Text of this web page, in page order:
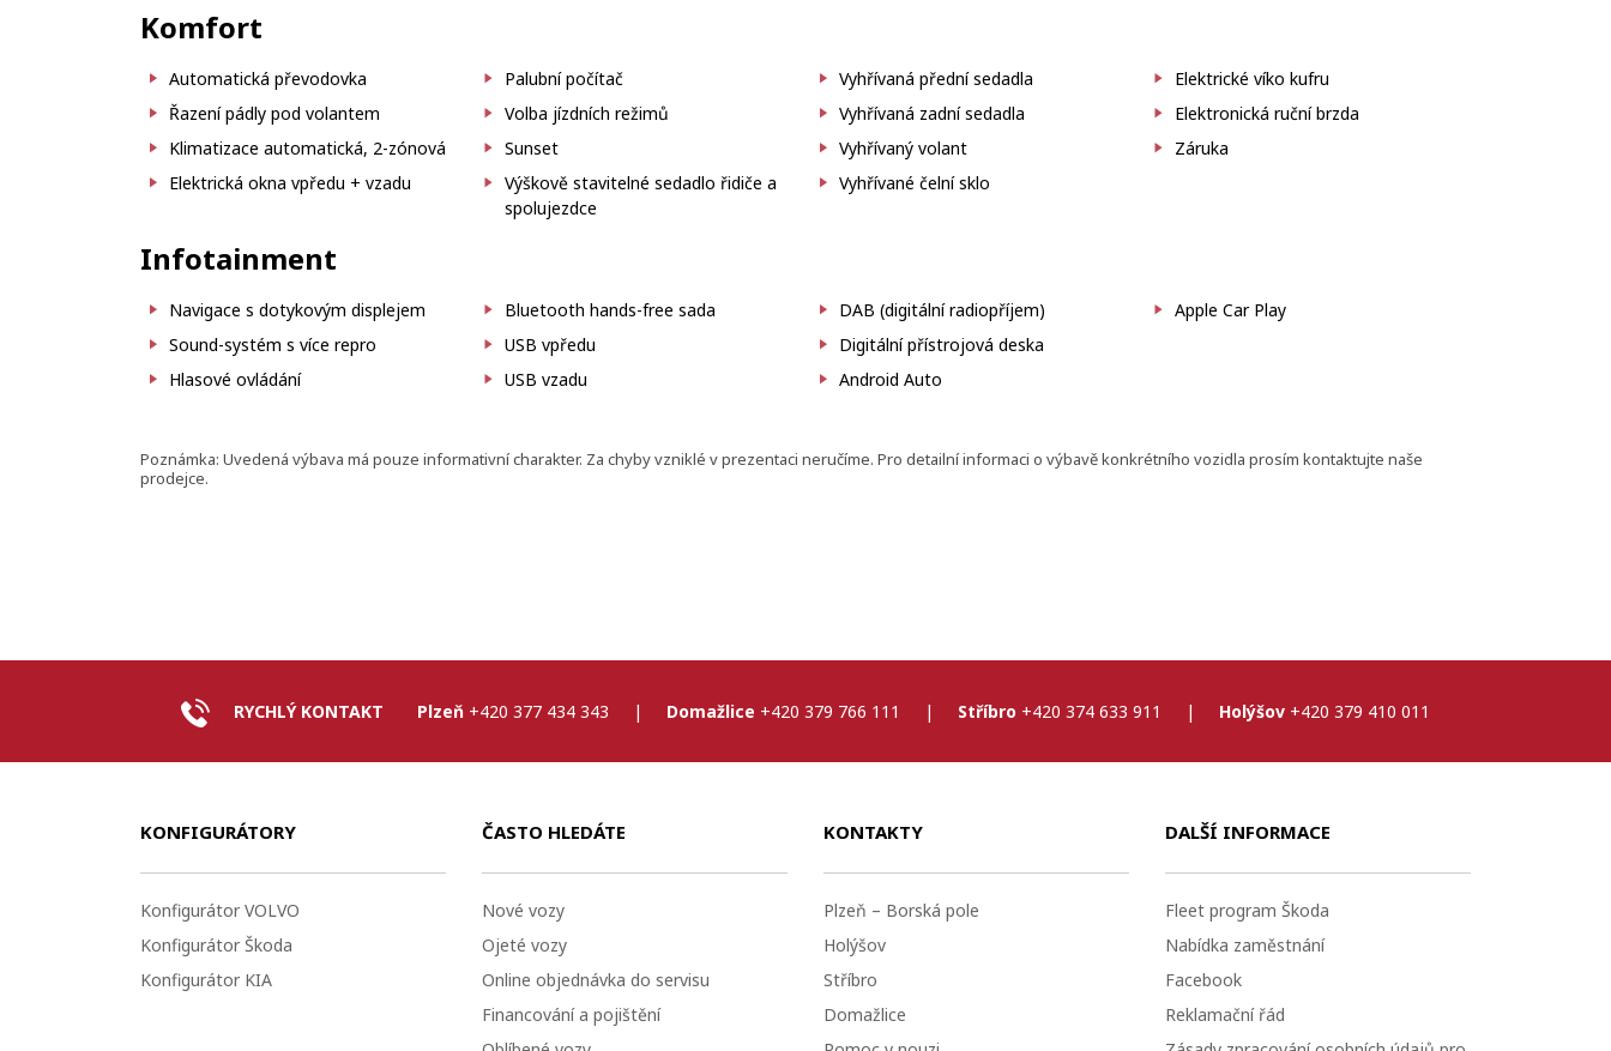
Komfort
Automatická převodovka
Řazení pádly pod volantem
Klimatizace automatická, 2-zónová
Elektrická okna vpředu + vzadu
Palubní počítač
Volba jízdních režimů
Sunset
Výškově stavitelné sedadlo řidiče a
spolujezdce
Vyhřívaná přední sedadla
Vyhřívaná zadní sedadla
Vyhřívaný volant
Vyhřívané čelní sklo
Elektrické víko kufru
Elektronická ruční brzda
Záruka
Infotainment
Navigace s dotykovým displejem
Sound-systém s více repro
Hlasové ovládání
Bluetooth hands-free sada
USB vpředu
USB vzadu
DAB (digitální radiopříjem)
Digitální přístrojová deska
Android Auto
Apple Car Play
Poznámka: Uvedená výbava má pouze informativní charakter. Za chyby vzniklé v prezentaci neručíme. Pro detailní informaci o výbavě konkrétního vozidla prosím kontaktujte naše
prodejce.
RYCHLÝ KONTAKT Plzeň +420 377 434 343 | Domažlice +420 379 766 111 | Stříbro +420 374 633 911 | Holýšov +420 379 410 011
KONFIGURÁTORY
Konfigurátor VOLVO
Konfigurátor Škoda
Konfigurátor KIA
ČASTO HLEDÁTE
Nové vozy
Ojeté vozy
Online objednávka do servisu
Financování a pojištění
KONTAKTY
Plzeň – Borská pole
Holýšov
Stříbro
Domažlice
DALŠÍ INFORMACE
Fleet program Škoda
Nabídka zaměstnání
Facebook
Reklamační řád